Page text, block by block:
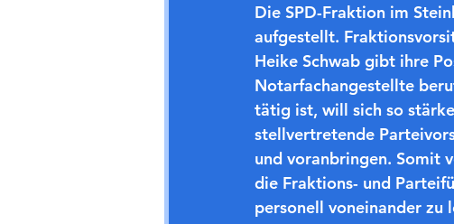
Die SPD-Fraktion im
aufgestellt.
Heike Schwab gibt ihre
Notarfachangestellte
tätig ist, will sich so
stellvertretende
und voranbringen. Somit
die Fraktions- und
personell voneinander zu